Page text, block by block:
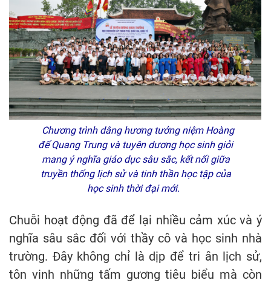
Chương trình dâng hương tưởng niệm Hoàng
đế Quang Trung và tuyên dương học sinh giỏi
mang ý nghĩa giáo dục sâu sắc, kết nối giữa
truyền thống lịch sử và tinh thần học tập của
học sinh thời đại mới.
Chuỗi hoạt động đã để lại nhiều cảm xúc và ý
nghĩa sâu sắc đối với thầy cô và học sinh nhà
trường. Đây không chỉ là dịp để tri ân lịch sử,
tôn vinh những tấm gương tiêu biểu mà còn